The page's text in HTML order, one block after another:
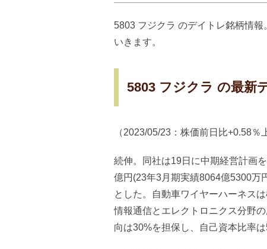
5803 フジクラ のデイトレ銘柄情
いきます。
5803 フジクラ の最新
（2023/05/23：株価前日比+0.58％
続伸。同社は19日に中期経営計画
億円(23年3月期実績8064億5300万
とした。自動車ワイヤーハーネス
情報通信とエレクトロニクス分野
向は30%を担保し、自己資本比率